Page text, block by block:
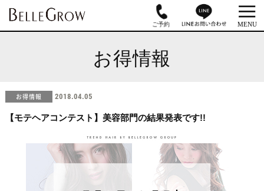
お得情報
お得情報 2018.04.05
【モテヘアコンテスト】美容部門の結果発表です!!